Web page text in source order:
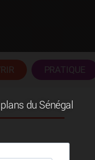
PRATIQUE
du Sénégal